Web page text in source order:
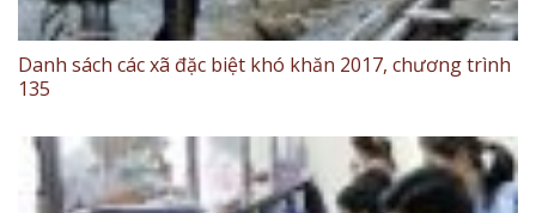
Danh sách các xã đặc biệt khó khăn 2017, chương trình
135